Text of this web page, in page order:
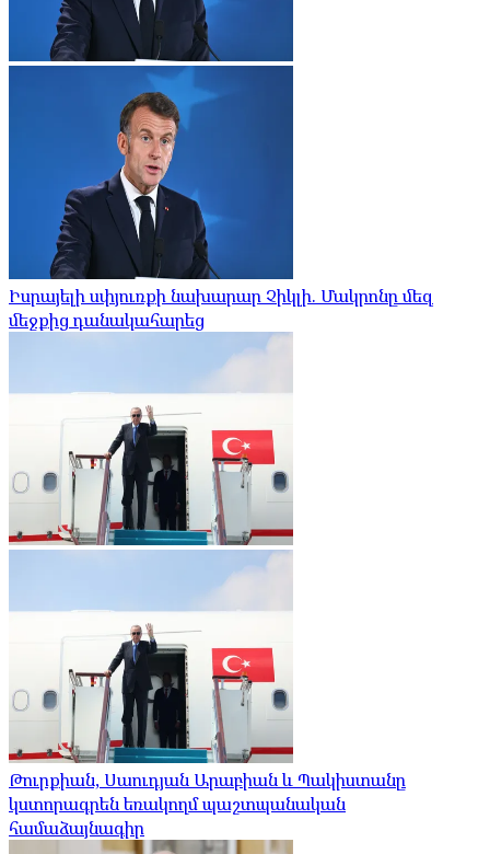
Իսրայելի սփյուռքի նախարար Չիկլի. Մակրոնը մեզ
մեջքից դանակահարեց
Թուրքիան, Սաուդյան Արաբիան և Պակիստանը
կստորագրեն եռակողմ պաշտպանական
համաձայնագիր